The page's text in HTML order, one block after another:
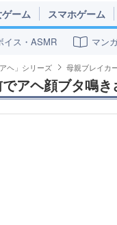
ーム スマホゲーム
イス・ASMR マン
ヘ」シリーズ 母親ブレイカ
アヘ顔ブタ鳴